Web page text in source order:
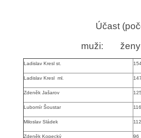
Účast
muži:
Ladislav Kresl st.
Ladislav Kresl ml. 147
Zdeněk Jašarov 125
Lubomír Šoustar 116
Miloslav Sládek 112
Zdeněk Kopecký 96